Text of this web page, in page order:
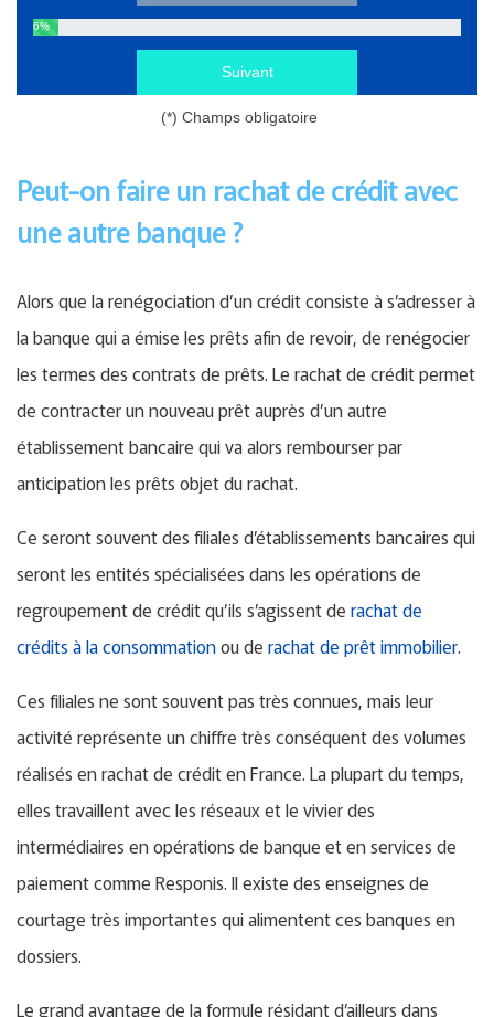
6%
Suivant
(*) Champs obligatoire
Peut-on faire un rachat de crédit avec
une autre banque ?
Alors que la renégociation d’un crédit consiste à s’adresser à
la banque qui a émise les prêts afin de revoir, de renégocier
les termes des contrats de prêts. Le rachat de crédit permet
de contracter un nouveau prêt auprès d’un autre
établissement bancaire qui va alors rembourser par
anticipation les prêts objet du rachat.
Ce seront souvent des filiales d’établissements bancaires qui
seront les entités spécialisées dans les opérations de
regroupement de crédit qu’ils s’agissent de rachat de
crédits à la consommationou de rachat de prêt immobilier.
Ces filiales ne sont souvent pas très connues, mais leur
activité représente un chiffre très conséquent des volumes
réalisés en rachat de crédit en France. La plupart du temps,
elles travaillent avec les réseaux et le vivier des
intermédiaires en opérations de banque et en services de
paiement comme Responis. Il existe des enseignes de
courtage très importantes qui alimentent ces banques en
dossiers.
Le grand avantage de la formule résidant d’ailleurs dans